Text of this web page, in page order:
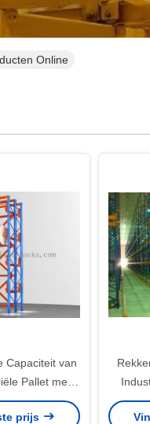
Online
Capaciteit van
Pallet met
prijs